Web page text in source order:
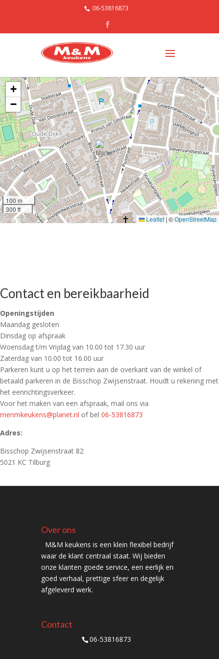
06-53816873
+
−
100 m
300 ft
Leaflet | ©OpenStreetMap
Contact en bereikbaarheid
Openingstijden
Maandag gesloten
Dinsdag op afspraak
Woensdag t/m Vrijdag van 10.00 tot 17.30 uur
Zaterdag van 10.00 tot 16.00 uur
Parkeren kunt u op het terrein aan de overkant van de winkel of
betaald parkeren in de Bisschop Zwijsenstraat. Houdt u rekening met
het eenrichtingsverkeer.
Voor het maken van een afspraak, mail ons via
menmkeukens@planet.nl of bel 06-53816873
Adres:
Bisschop Zwijsenstraat 82
5021 KC Tilburg
Over ons
M&M keukens is een klein flexibel bedrijf
waar de klant centraal staat. Wij bieden
onze klanten goede service, een eerlijk en
goed verhaal, prettige sfeer en degelijk
afgeleverd werk.
Contact
06-53816873